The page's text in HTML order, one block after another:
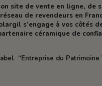
site de vente en ligne, de
de revendeurs en
s’engage à vos côtés
céramique de
“Entreprise du Patrimoine